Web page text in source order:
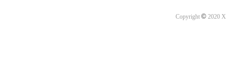
Copyright ©2020